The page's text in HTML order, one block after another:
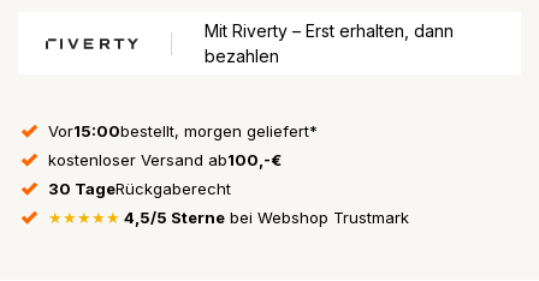
Mit Riverty – Erst erhalten, dann
bezahlen
Vor15:00bestellt, morgen geliefert*
kostenloser Versand ab100,-€
30 TageRückgaberecht
★★★★★ 4,5/5 Sterne bei Webshop Trustmark